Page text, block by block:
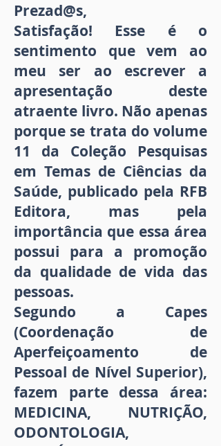
Prezad@s,
Satisfação! Esse é o
sentimento que vem ao
meu ser ao escrever a
apresentação deste
atraente livro. Não apenas
porque se trata do volume
11 da Coleção Pesquisas
em Temas de Ciências da
Saúde, publicado pela RFB
Editora, mas pela
importância que essa área
possui para a promoção
da qualidade de vida das
pessoas.
Segundo a Capes
(Coordenação de
Aperfeiçoamento de
Pessoal de Nível Superior),
fazem parte dessa área:
MEDICINA, NUTRIÇÃO,
ODONTOLOGIA,